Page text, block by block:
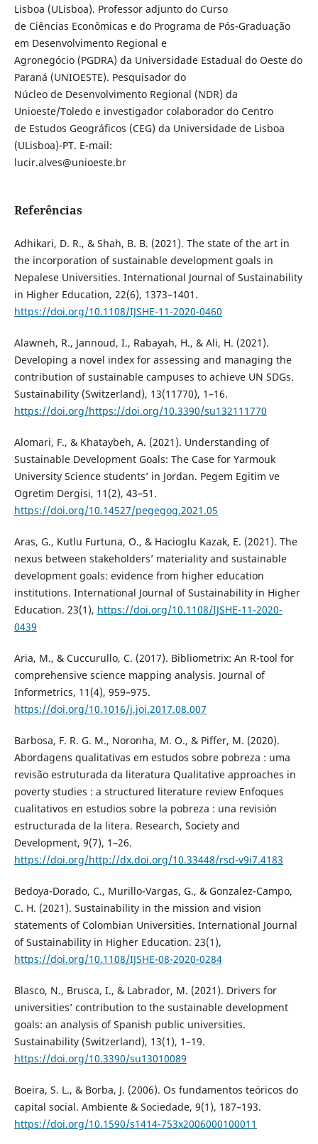
Lisboa (ULisboa). Professor adjunto do Curso
de Ciências Econômicas e do Programa de Pós-Graduação
em Desenvolvimento Regional e
Agronegócio (PGDRA) da Universidade Estadual do Oeste do
Paraná (UNIOESTE). Pesquisador do
Núcleo de Desenvolvimento Regional (NDR) da
Unioeste/Toledo e investigador colaborador do Centro
de Estudos Geográficos (CEG) da Universidade de Lisboa
(ULisboa)-PT. E-mail:
lucir.alves@unioeste.br
Referências
Adhikari, D. R., & Shah, B. B. (2021). The state of the art in
the incorporation of sustainable development goals in
Nepalese Universities. International Journal of Sustainability
in Higher Education, 22(6), 1373–1401.
https://doi.org/10.1108/IJSHE-11-2020-0460
Alawneh, R., Jannoud, I., Rabayah, H., & Ali, H. (2021).
Developing a novel index for assessing and managing the
contribution of sustainable campuses to achieve UN SDGs.
Sustainability (Switzerland), 13(11770), 1–16.
https://doi.org/https://doi.org/10.3390/su132111770
Alomari, F., & Khataybeh, A. (2021). Understanding of
Sustainable Development Goals: The Case for Yarmouk
University Science students’ in Jordan. Pegem Egitim ve
Ogretim Dergisi, 11(2), 43–51.
https://doi.org/10.14527/pegegog.2021.05
Aras, G., Kutlu Furtuna, O., & Hacioglu Kazak, E. (2021). The
nexus between stakeholders’ materiality and sustainable
development goals: evidence from higher education
institutions. International Journal of Sustainability in Higher
Education. 23(1), https://doi.org/10.1108/IJSHE-11-2020-
0439
Aria, M., & Cuccurullo, C. (2017). Bibliometrix: An R-tool for
comprehensive science mapping analysis. Journal of
Informetrics, 11(4), 959–975.
https://doi.org/10.1016/j.joi.2017.08.007
Barbosa, F. R. G. M., Noronha, M. O., & Piffer, M. (2020).
Abordagens qualitativas em estudos sobre pobreza : uma
revisão estruturada da literatura Qualitative approaches in
poverty studies : a structured literature review Enfoques
cualitativos en estudios sobre la pobreza : una revisión
estructurada de la litera. Research, Society and
Development, 9(7), 1–26.
https://doi.org/http://dx.doi.org/10.33448/rsd-v9i7.4183
Bedoya-Dorado, C., Murillo-Vargas, G., & Gonzalez-Campo,
C. H. (2021). Sustainability in the mission and vision
statements of Colombian Universities. International Journal
of Sustainability in Higher Education. 23(1),
https://doi.org/10.1108/IJSHE-08-2020-0284
Blasco, N., Brusca, I., & Labrador, M. (2021). Drivers for
universities’ contribution to the sustainable development
goals: an analysis of Spanish public universities.
Sustainability (Switzerland), 13(1), 1–19.
https://doi.org/10.3390/su13010089
Boeira, S. L., & Borba, J. (2006). Os fundamentos teóricos do
capital social. Ambiente & Sociedade, 9(1), 187–193.
https://doi.org/10.1590/s1414-753x2006000100011